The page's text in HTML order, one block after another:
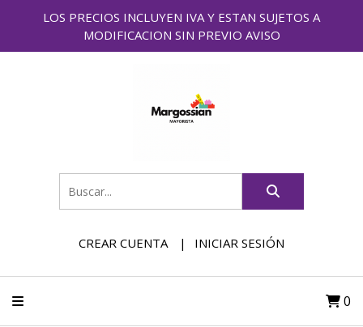
LOS PRECIOS INCLUYEN IVA Y ESTAN SUJETOS A
MODIFICACION SIN PREVIO AVISO
CREAR CUENTA INICIAR SESIÓN
0